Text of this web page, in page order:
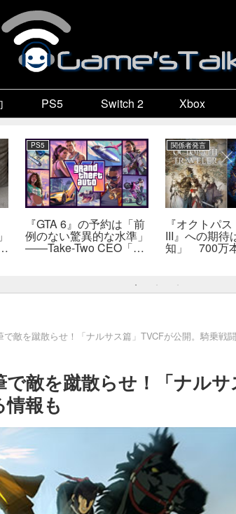
PS5 Switch 2 Xbox
PS5
『GTA 6』の予約は「前
例のない驚異的な水準」
――Take-Two CEO「販
関係者発言
『オクトパ
III』への期待
知」 700万
也氏
敵を蹴散らせ！「ナルサス篇」TVCFが公開。騎乗戦
敵を蹴散らせ！「ナルサ
報も